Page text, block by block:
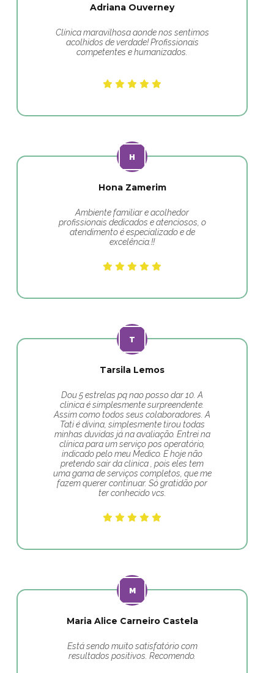
Adriana Ouverney
Clínica maravilhosa aonde nos sentimos
acolhidos de verdade! Profissionais
competentes e humanizados.
Hona Zamerim
Ambiente familiar e acolhedor
profissionais dedicados e atenciosos, o
atendimento é especializado e de
excelência.!!
Tarsila Lemos
Dou 5 estrelas pq nao posso dar 10. A
clinica é simplesmente surpreendente.
Assim como todos seus colaboradores. A
Tati é divina, simplesmente tirou todas
minhas duvidas já na avaliação. Entrei na
clínica para um serviço pos operatório,
indicado pelo meu Medico. E hoje não
pretendo sair da clinica , pois eles tem
uma gama de serviços completos, que me
fazem querer continuar. Só gratidão por
ter conhecido vcs.
Maria Alice Carneiro Castela
Está sendo muito satisfatório com
resultados positivos. Recomendo.